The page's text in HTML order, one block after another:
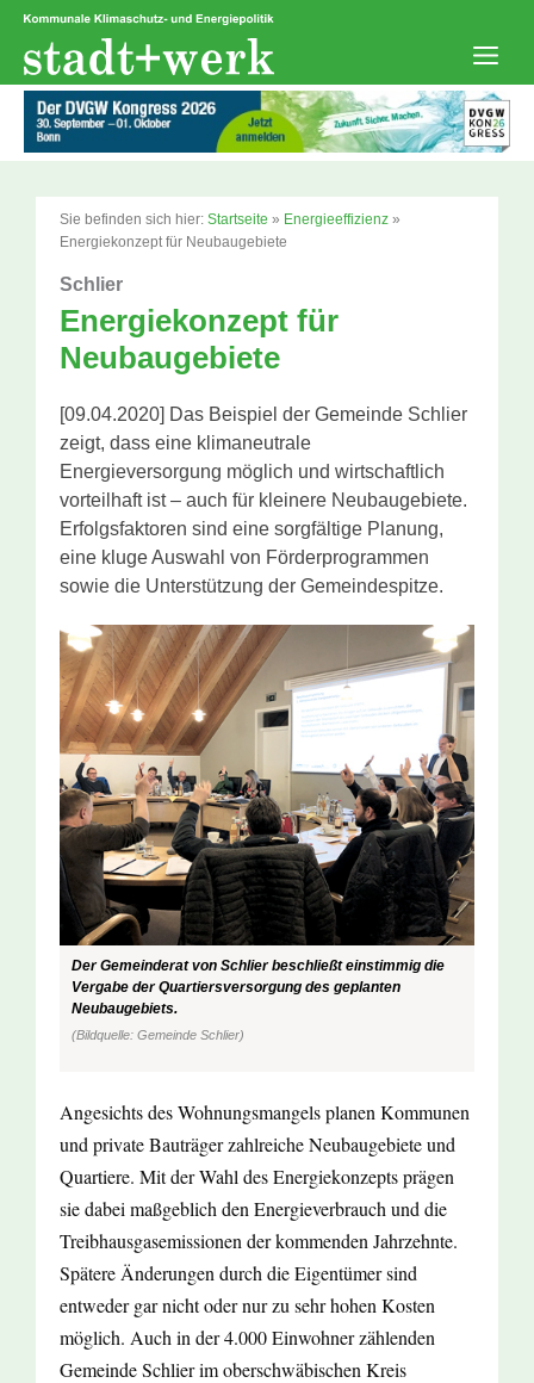
Zum
springen
Sie befinden sich hier: Startseite » Energieeffizienz »
Energiekonzept für Neubaugebiete
Schlier
Energiekonzept für
Neubaugebiete
[09.04.2020] Das Beispiel der Gemeinde Schlier
zeigt, dass eine klimaneutrale
Energieversorgung möglich und wirtschaftlich
vorteilhaft ist – auch für kleinere Neubaugebiete.
Erfolgsfaktoren sind eine sorgfältige Planung,
eine kluge Auswahl von Förderprogrammen
sowie die Unterstützung der Gemeindespitze.
Der Gemeinderat von Schlier beschließt einstimmig die
Vergabe der Quartiersversorgung des geplanten
Neubaugebiets.
(Bildquelle: Gemeinde Schlier)
Angesichts des Wohnungsmangels planen Kommunen
und private Bauträger zahlreiche Neubaugebiete und
Quartiere. Mit der Wahl des Energiekonzepts prägen
sie dabei maßgeblich den Energieverbrauch und die
Treibhausgasemissionen der kommenden Jahrzehnte.
Spätere Änderungen durch die Eigentümer sind
entweder gar nicht oder nur zu sehr hohen Kosten
möglich. Auch in der 4.000 Einwohner zählenden
Gemeinde Schlier im oberschwäbischen Kreis